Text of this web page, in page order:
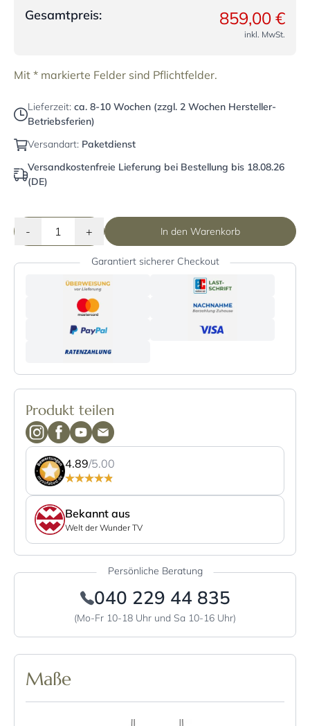
Gesamtpreis: 859,00 €
inkl. MwSt.
Mit * markierte Felder sind Pflichtfelder.
Lieferzeit: ca. 8-10 Wochen (zzgl. 2 Wochen Hersteller-
Betriebsferien)
Versandart: Paketdienst
Versandkostenfreie Lieferung bei Bestellung bis 18.08.26
(DE)
- + In den Warenkorb
Garantiert sicherer Checkout
Produkt teilen
4.89/5.00
Bekannt aus
Welt der Wunder TV
Persönliche Beratung
040 229 44 835
(Mo-Fr 10-18 Uhr und Sa 10-16 Uhr)
Maße